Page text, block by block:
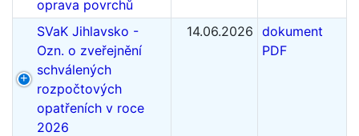
oprava povrchů
SVaK Jihlavsko -
Ozn. o zveřejnění
schválených
rozpočtových
opatřeních v roce
2026
14.06.2026 dokument
PDF